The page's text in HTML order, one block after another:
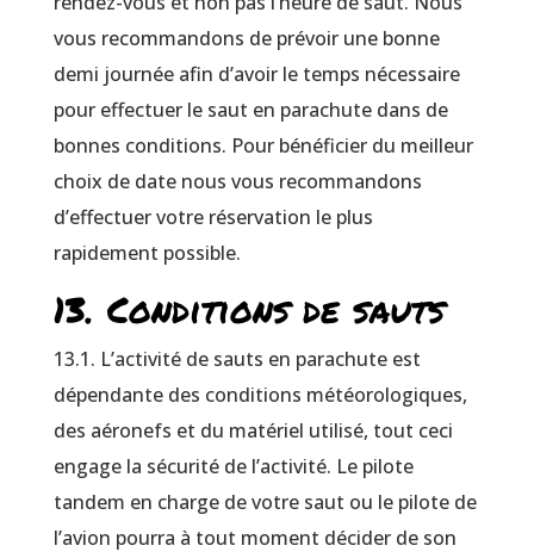
vous recommandons de prévoir une bonne
demi journée afin d’avoir le temps nécessaire
pour effectuer le saut en parachute dans de
bonnes conditions. Pour bénéficier du meilleur
choix de date nous vous recommandons
d’effectuer votre réservation le plus
rapidement possible.
13. Conditions de sauts
13.1. L’activité de sauts en parachute est
dépendante des conditions météorologiques,
des aéronefs et du matériel utilisé, tout ceci
engage la sécurité de l’activité. Le pilote
tandem en charge de votre saut ou le pilote de
l’avion pourra à tout moment décider de son